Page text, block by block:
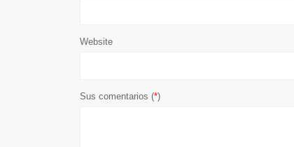
Website
Sus comentarios (*)